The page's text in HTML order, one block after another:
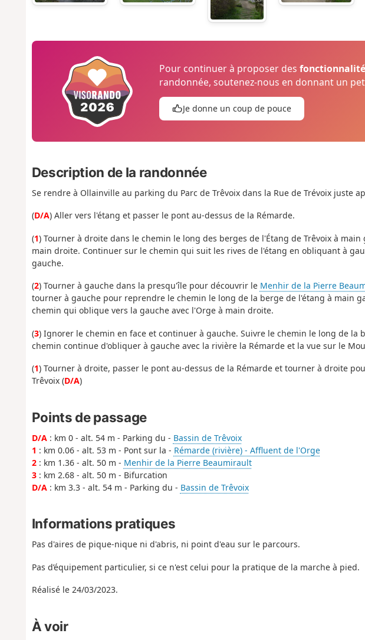
Pour continuer à proposer des
randonnée, soutenez-nous en donnant un
Je donne un coup de pouce
Description de la randonnée
Se rendre à Ollainville au parking du Parc de Trêvoix dans la Rue de Trévoix juste
(D/A) Aller vers l'étang et passer le pont au-dessus de la Rémarde.
(1) Tourner à droite dans le chemin le long des berges de l'Étang de Trêvoix à
main droite. Continuer sur le chemin qui suit les rives de l'étang en obliquant à
gauche.
(2) Tourner à gauche dans la presqu'île pour découvrir le Menhir de la Pierre
tourner à gauche pour reprendre le chemin le long de la berge de l'étang à main
chemin qui oblique vers la gauche avec l'Orge à main droite.
(3) Ignorer le chemin en face et continuer à gauche. Suivre le chemin le long de la
chemin continue d'obliquer à gauche avec la rivière la Rémarde et la vue sur le
(1) Tourner à droite, passer le pont au-dessus de la Rémarde et tourner à droite
Trêvoix (D/A)
Points de passage
D/A: km 0 - alt. 54 m - Parking du - Bassin de Trêvoix
1 : km 0.06 - alt. 53 m - Pont sur la - Rémarde (rivière) - Affluent de l'Orge
2: km 1.36 - alt. 50 m - Menhir de la Pierre Beaumirault
3: km 2.68 - alt. 50 m - Bifurcation
D/A: km 3.3 - alt. 54 m - Parking du - Bassin de Trêvoix
Informations pratiques
Pas d'aires de pique-nique ni d'abris, ni point d'eau sur le parcours.
Pas d’équipement particulier, si ce n'est celui pour la pratique de la marche à pied.
Réalisé le 24/03/2023.
À voir